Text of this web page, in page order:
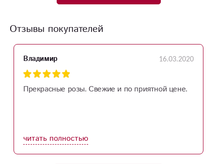
Отзывы покупателей
Владимир 16.03.2020
Прекрасные розы. Свежие и по приятной цене.
читать полностью